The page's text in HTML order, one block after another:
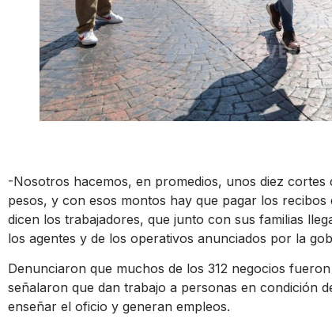
-Nosotros hacemos, en promedios, unos diez
pesos, y con esos montos hay que pagar los
dicen los trabajadores, que junto con sus familias
los agentes y de los operativos anunciados por la
Denunciaron que muchos de los 312 negocios
señalaron que dan trabajo a personas en condición
enseñar el oficio y generan empleos.